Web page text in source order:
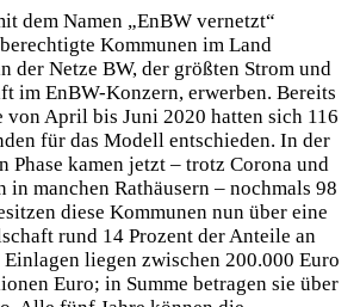
dem Namen „EnBW vernetzt“
Kommunen im Land
der Netze BW, der größten Strom und
im EnBW-Konzern, erwerben. Bereits
von April bis Juni 2020 hatten sich 116
für das Modell entschieden. In der
Phase kamen jetzt – trotz Corona und
manchen Rathäusern – nochmals 98
diese Kommunen nun über eine
rund 14 Prozent der Anteile an
liegen zwischen 200.000 Euro
Euro; in Summe betragen sie über